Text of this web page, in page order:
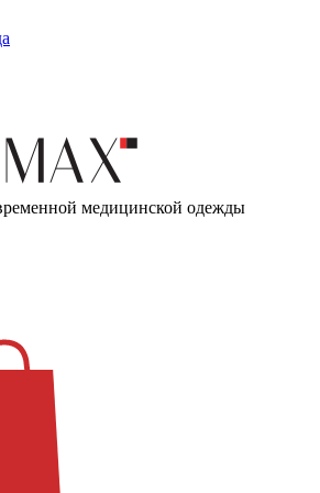
медицинской одежды